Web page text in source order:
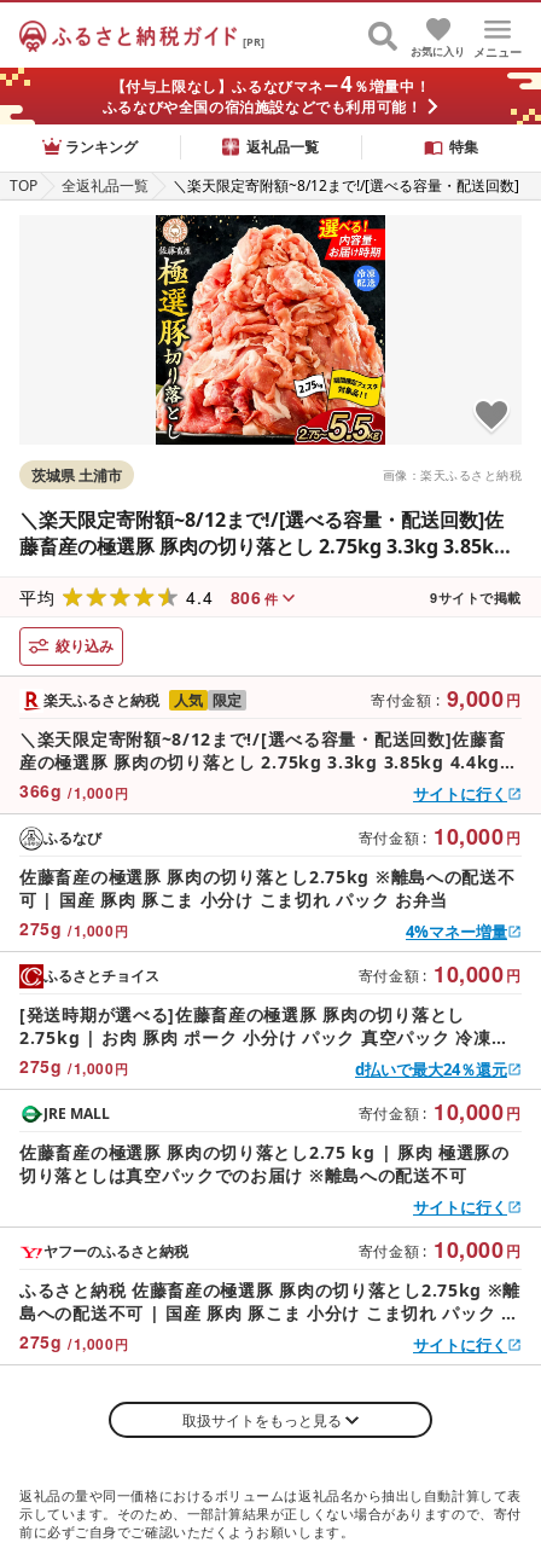
[PR]
メニュー
お気に入り
【付与上限なし】ふるなびマネー4％増量中！
ふるなびや全国の宿泊施設などでも利用可能！
ランキング
返礼品一覧
特集
TOP
全返礼品一覧
＼楽天限定寄附額~8/12まで!/[選べる容量・配送回数]
佐藤畜産の極選豚 豚肉の切り落とし 2.75kg 3.3kg 3.85
kg 4.4kg 4.95kg 5.5kg 単品 定期便 2〜12ヶ月 | お肉 豚
肉 ポーク 小分け パック 真空パック 冷凍 BBQ 焼肉 キ
ャンプ パーティー 茨城県 土浦市
画像：楽天ふるさと納税
茨城県 土浦市
＼楽天限定寄附額~8/12まで!/[選べる容量・配送回数]佐
藤畜産の極選豚 豚肉の切り落とし 2.75kg 3.3kg 3.85kg
ポーク 小分け パック 真空パック 冷凍 BBQ 焼肉 キャンプ
パーティー 茨城県 土浦市
平均 4.4 806 件 9サイトで掲載
絞り込み
寄付金額 : 9,000円
366g /1,000円
楽天ふるさと納税
＼楽天限定寄附額~8/12まで!/[選べる容量・配送回数]佐藤畜
産の極選豚 豚肉の切り落とし 2.75kg 3.3kg 3.85kg 4.4kg
4.95kg 5.5kg 単品 定期便 2〜12ヶ月 | お肉 豚肉 ポーク 小
分け パック 真空パック 冷凍 BBQ 焼肉 キャンプ パーティー
茨城県 土浦市
人気 限定
サイトに行く
寄付金額 : 10,000円
275g /1,000円
ふるなび
佐藤畜産の極選豚 豚肉の切り落とし2.75kg ※離島への配送不
可 | 国産 豚肉 豚こま 小分け こま切れ パック お弁当
4%マネー増量
寄付金額 : 10,000円
275g /1,000円
ふるさとチョイス
[発送時期が選べる]佐藤畜産の極選豚 豚肉の切り落とし
2.75kg | お肉 豚肉 ポーク 小分け パック 真空パック 冷凍
BBQ 焼肉 キャンプ パーティー 国産 茨城県 土浦市 ※離島への
配送不可
d払いで最大24％還元
寄付金額 : 10,000円
JRE MALL
佐藤畜産の極選豚 豚肉の切り落とし2.75 kg | 豚肉 極選豚の
切り落としは真空パックでのお届け ※離島への配送不可
サイトに行く
寄付金額 : 10,000円
275g /1,000円
ヤフーのふるさと納税
ふるさと納税 佐藤畜産の極選豚 豚肉の切り落とし2.75kg ※離
島への配送不可 | 国産 豚肉 豚こま 小分け こま切れ パック お
弁当 茨城県土浦市
サイトに行く
取扱サイトをもっと見る
返礼品の量や同一価格におけるボリュームは返礼品名から抽出し自動計算して表
示しています。そのため、一部計算結果が正しくない場合がありますので、寄付
前に必ずご自身でご確認いただくようお願いします。